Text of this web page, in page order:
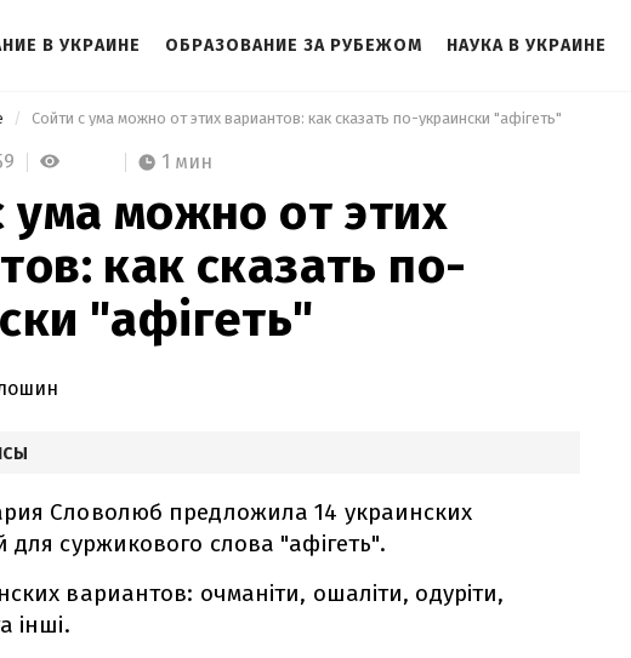
В УКРАИНЕ ОБРАЗОВАНИЕ ЗА РУБЕЖОМ НАУКА В УКРАИНЕ
Сойти с ума можно от этих вариантов: как сказать по-украински "афігеть"
1 мин
ума можно от этих
как сказать по-
"афігеть"
Словолюб предложила 14 украинских
для суржикового слова "афігеть".
вариантов: очманіти, ошаліти, одуріти,
інші.